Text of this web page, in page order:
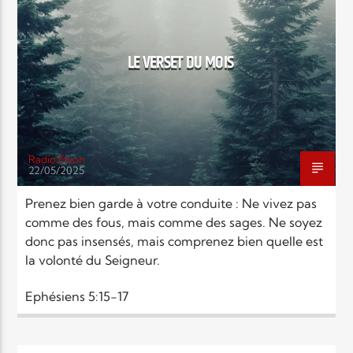
TITRE
ARTISTE
Radio Elyon
Elyon Rhema
LE VERSET DU MOIS
Radio Elyon
22/05/2025
Prenez bien garde à votre conduite : Ne vivez pas
comme des fous, mais comme des sages. Ne soyez
donc pas insensés, mais comprenez bien quelle est
la volonté du Seigneur.
Ephésiens 5:15-17